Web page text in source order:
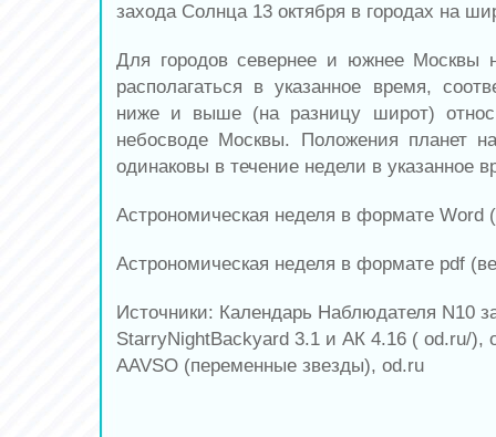
захода Солнца 13 октября в городах на
Для городов севернее и южнее Москвы
располагаться в указанное время,
ниже и выше (на разницу широт)
небосводе Москвы. Положения планет
одинаковы в течение недели в указанное
Астрономическая неделя в формате Word
Астрономическая неделя в формате pdf
Источники: Календарь Наблюдателя N10
StarryNightBackyard 3.1 и АК 4.16 ( od.ru/),
AAVSO (переменные звезды), od.ru